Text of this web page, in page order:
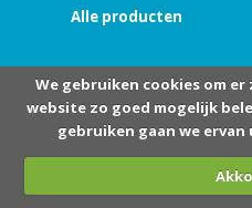
Alle producten
We gebruiken cookies om
website zo goed mogelijk
gebruiken gaan we